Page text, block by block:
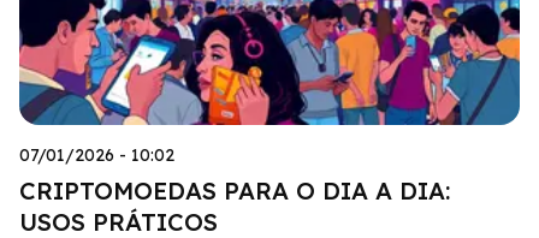
07/01/2026 - 10:02
CRIPTOMOEDAS PARA O DIA A DIA:
USOS PRÁTICOS